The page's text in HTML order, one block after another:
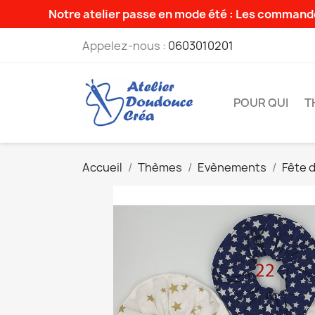
Notre atelier passe en mode été : Les
Appelez-nous : 0603010201
POUR QUI
Accueil Thèmes Evènements Fête